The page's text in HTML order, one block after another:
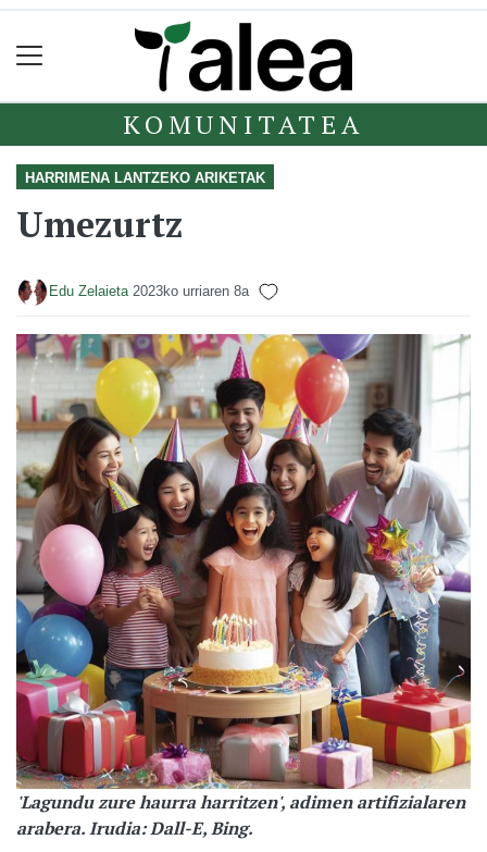
KOMUNITATEA
HARRIMENA LANTZEKO ARIKETAK
Umezurtz
Edu Zelaieta 2023ko urriaren 8a
'Lagundu zure haurra harritzen', adimen artifizialaren
arabera. Irudia: Dall-E, Bing.